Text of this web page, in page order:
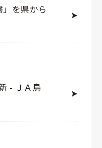
」を県から
- ＪＡ鳥